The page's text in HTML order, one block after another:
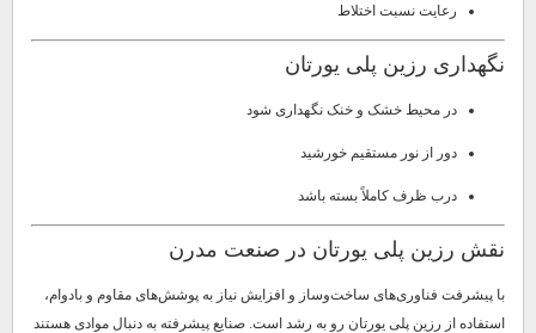
رعایت نسبت اختلاط
نگهداری رزین پلی یورتان
در محیط خشک و خنک نگهداری شود
دور از نور مستقیم خورشید
درب ظرف کاملاً بسته باشد
نقش رزین پلی یورتان در صنعت مدرن
با پیشرفت فناوری‌های ساخت‌وساز و افزایش نیاز به پوشش‌های مقاوم و بادوام،
استفاده از رزین پلی یورتان رو به رشد است. صنایع پیشرفته به دنبال موادی هستند